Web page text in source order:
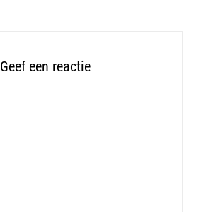
Geef een reactie